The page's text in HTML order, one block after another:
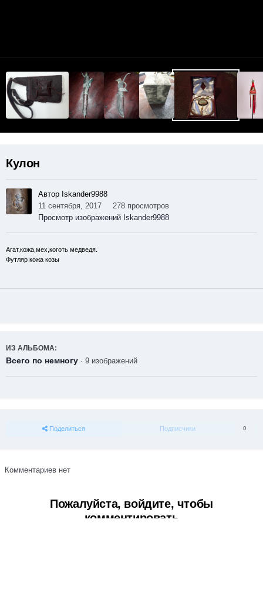
Кулон
Автор Iskander9988
11 сентября, 2017
278 просмотров
Просмотр изображений Iskander9988
Агат,кожа,мех,коготь медведя.
Футляр кожа козы
ИЗ АЛЬБОМА:
Всего по немногу · 9 изображений
Поделиться Подписчики 0
Комментариев нет
Пожалуйста, войдите, чтобы
комментировать